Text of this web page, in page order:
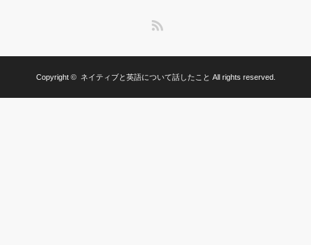
Copyright © ネイティブと英語について話したこと All rights reserved.